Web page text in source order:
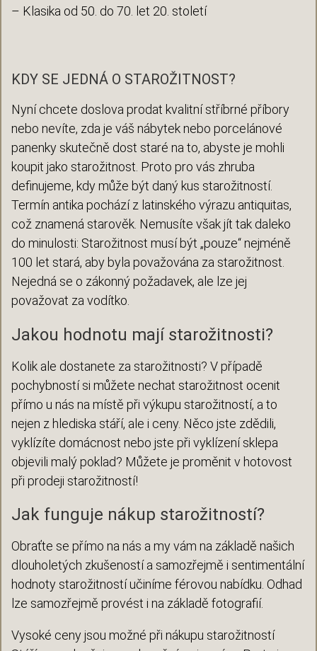
– Klasika od 50. do 70. let 20. století
KDY SE JEDNÁ O STAROŽITNOST?
Nyní chcete doslova prodat kvalitní stříbrné příbory
nebo nevíte, zda je váš nábytek nebo porcelánové
panenky skutečně dost staré na to, abyste je mohli
koupit jako starožitnost. Proto pro vás zhruba
definujeme, kdy může být daný kus starožitností.
Termín antika pochází z latinského výrazu antiquitas,
což znamená starověk. Nemusíte však jít tak daleko
do minulosti: Starožitnost musí být „pouze“ nejméně
100 let stará, aby byla považována za starožitnost.
Nejedná se o zákonný požadavek, ale lze jej
považovat za vodítko.
Jakou hodnotu mají starožitnosti?
Kolik ale dostanete za starožitnosti? V případě
pochybností si můžete nechat starožitnost ocenit
přímo u nás na místě při výkupu starožitností, a to
nejen z hlediska stáří, ale i ceny. Něco jste zdědili,
vyklízíte domácnost nebo jste při vyklízení sklepa
objevili malý poklad? Můžete je proměnit v hotovost
při prodeji starožitností!
Jak funguje nákup starožitností?
Obraťte se přímo na nás a my vám na základě našich
dlouholetých zkušeností a samozřejmě i sentimentální
hodnoty starožitností učiníme férovou nabídku. Odhad
lze samozřejmě provést i na základě fotografií.
Vysoké ceny jsou možné při nákupu starožitností